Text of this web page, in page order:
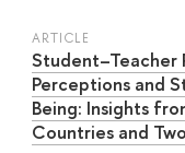
ARTICLE
Student–Teacher
Perceptions and
Being: Insights
Countries and